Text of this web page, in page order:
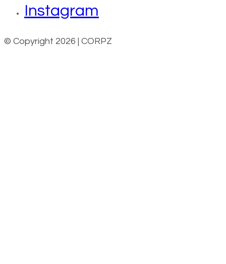
Instagram
© Copyright 2026 | CORPZ